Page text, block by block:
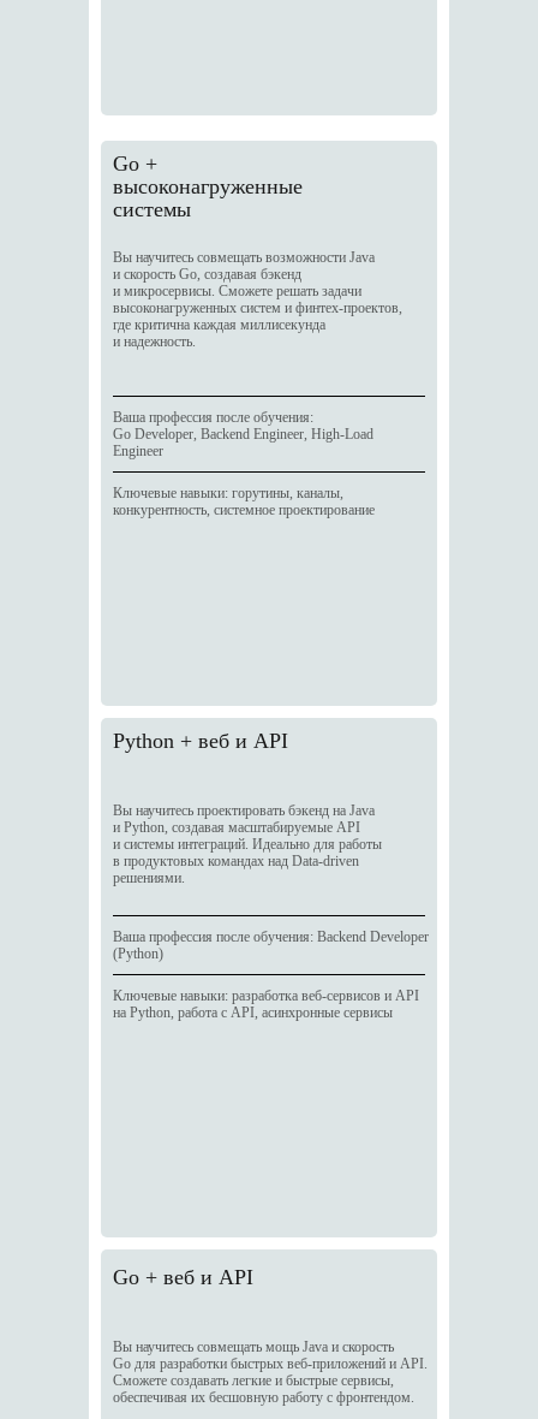
Python + веб и API
Вы научитесь проектировать бэкенд на Java
и Python, создавая масштабируемые API
и системы интеграций. Идеально для работы
в продуктовых командах над Data-driven
решениями.
Ваша профессия после обучения: Backend Developer
(Python)
Ключевые навыки: разработка веб-сервисов и API
на Python, работа с API, асинхронные сервисы
Go + веб и API
Вы научитесь совмещать возможности Java
и скорость Go, создавая бэкенд
и микросервисы. Сможете решать задачи
высоконагруженных систем и финтех-проектов,
где критична каждая миллисекунда
и надежность.
Вы научитесь совмещать мощь Java и скорость
Go для разработки быстрых веб-приложений и API.
Сможете создавать легкие и быстрые сервисы,
обеспечивая их бесшовную работу с фронтендом.
Ваша профессия после обучения:
Go Developer, Backend Engineer, High-Load
Engineer
Ключевые навыки: горутины, каналы,
конкурентность, системное проектирование
Go +
высоконагруженные
системы